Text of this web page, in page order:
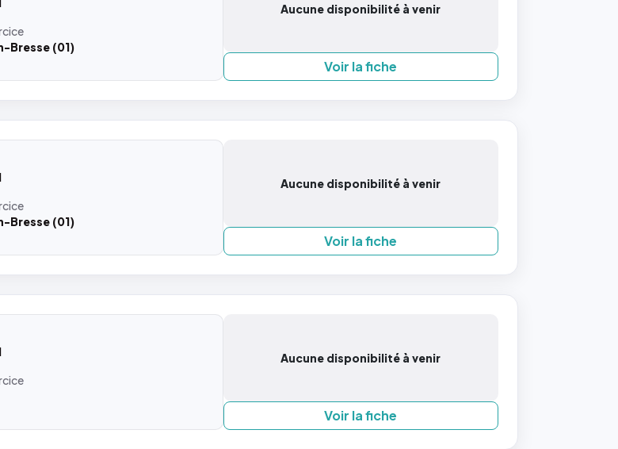
Bresse (01)
Aucune disponibilité à venir
Voir la fiche
Bresse (01)
Aucune disponibilité à venir
Voir la fiche
Aucune disponibilité à venir
Voir la fiche